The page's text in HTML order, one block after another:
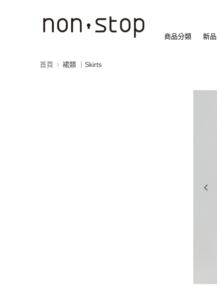
商品分類 新
首頁 裙類 ｜Skirts